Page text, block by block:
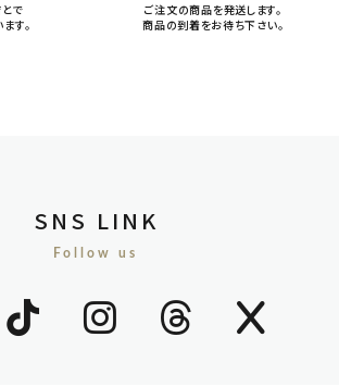
で
す。
ご注文の商品を発送します。
商品の到着をお待ち下さい。
SNS LINK
Follow us